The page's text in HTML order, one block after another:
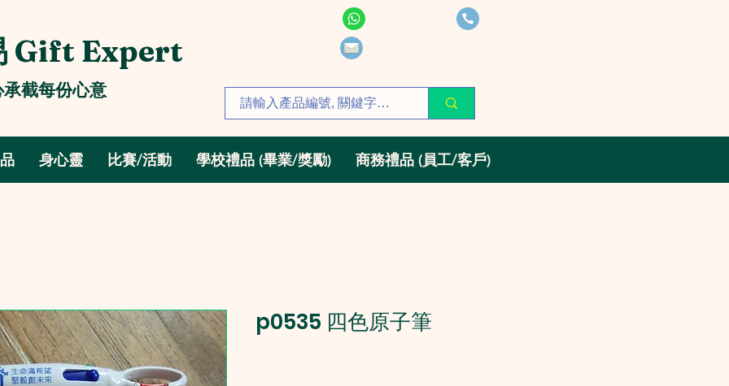
截每份心意
Gift Expert
身心靈 比賽/活動 學校禮品 (畢業/獎勵) 商務禮品 (員工/客戶)
p0535 四色原子筆